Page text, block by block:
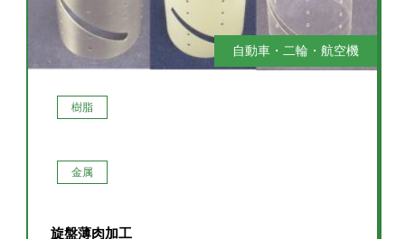
医療
産業機器・治具
自動車・二輪・航空機
樹脂
金属
旋盤薄肉加工